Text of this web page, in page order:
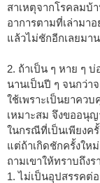
สาเหตุจากโรคลมบ้
อาการตามที่เล่ามา
แล้วไม่ชักอีกเลยมา
2. ถ้าเป็น ๆ หาย ๆ
นานเป็นปี ๆ จนกว่า
ใช้เพราะเป็นยาคว
เหมาะสม จึงขออนุ
ในกรณีที่เป็นเพียงค
แต่ถ้าเกิดชักครั้งให
ถามเขาให้ทราบถึงร
1. ไม่เป็นอุปสรรคต่